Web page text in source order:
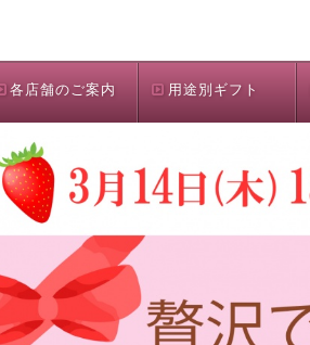
各店舗のご案内 用途別ギフト